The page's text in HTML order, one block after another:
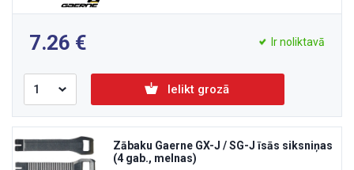
7.26 Ir noliktavā
Ielikt grozā
Zābaku Gaerne GX-J / SG-J īsās siksniņas
(4 gab., melnas)